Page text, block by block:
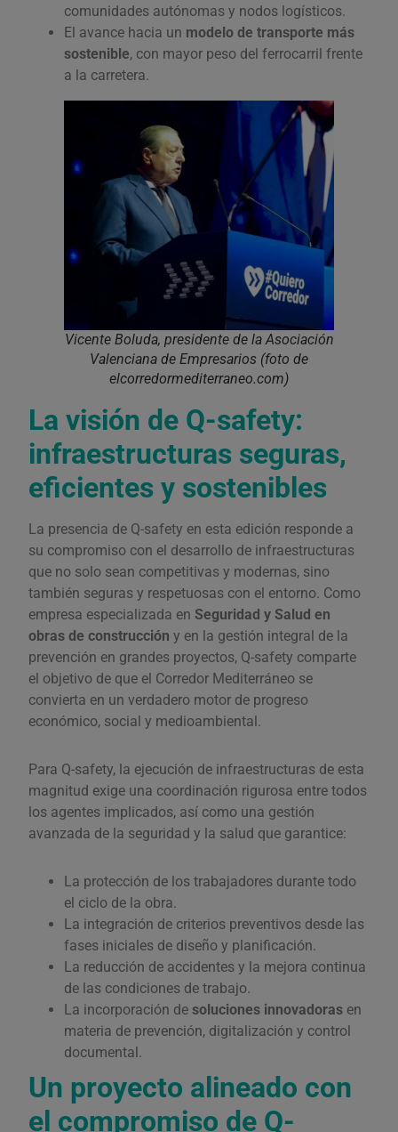
comunidades autónomas y nodos logísticos.
El avance hacia un modelo de transporte más
sostenible, con mayor peso del ferrocarril frente
a la carretera.
Vicente Boluda, presidente de la Asociación
Valenciana de Empresarios (foto de
elcorredormediterraneo.com)
La visión de Q-safety:
infraestructuras seguras,
eficientes y sostenibles
La presencia de Q-safety en esta edición responde a
su compromiso con el desarrollo de infraestructuras
que no solo sean competitivas y modernas, sino
también seguras y respetuosas con el entorno. Como
empresa especializada en Seguridad y Salud en
obras de construcción y en la gestión integral de la
prevención en grandes proyectos, Q-safety comparte
el objetivo de que el Corredor Mediterráneo se
convierta en un verdadero motor de progreso
económico, social y medioambiental.
Para Q-safety, la ejecución de infraestructuras de esta
magnitud exige una coordinación rigurosa entre todos
los agentes implicados, así como una gestión
avanzada de la seguridad y la salud que garantice:
La protección de los trabajadores durante todo
el ciclo de la obra.
La integración de criterios preventivos desde las
fases iniciales de diseño y planificación.
La reducción de accidentes y la mejora continua
de las condiciones de trabajo.
La incorporación de soluciones innovadoras en
materia de prevención, digitalización y control
documental.
Un proyecto alineado con
el compromiso de Q-